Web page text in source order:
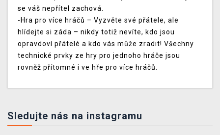
se váš nepřítel zachová.
-Hra pro více hráčů – Vyzvěte své přátele, ale
hlídejte si záda – nikdy totiž nevíte, kdo jsou
opravdoví přátelé a kdo vás může zradit! Všechny
technické prvky ze hry pro jednoho hráče jsou
rovněž přítomné i ve hře pro více hráčů.
Sledujte nás na instagramu